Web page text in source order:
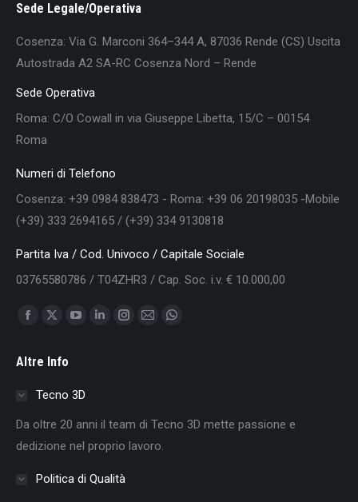
Sede Legale/Operativa
Cosenza: Via G. Marconi 364–344 A, 87036 Rende (CS) Uscita
Autostrada A2 SA-RC Cosenza Nord – Rende
Sede Operativa
Roma: C/O Cowall in via Giuseppe Libetta, 15/C – 00154
Roma
Numeri di Telefono
Cosenza: +39 0984 838473 - Roma: +39 06 20198035 -Mobile
(+39) 333 2694165 / (+39) 334 9130818
Partita Iva / Cod. Univoco / Capitale Sociale
03765580786 / T04ZHR3 / Cap. Soc. i.v. € 10.000,00
Find us on:
Facebook
opens
window
X
opens
window
YouTube
window
Linkedin
window
Instagram
window
Mail
window
Whatsapp
window
Altre Info
Tecno 3D
Da oltre 20 anni il team di Tecno 3D mette passione e
dedizione nel proprio lavoro.
Politica di Qualità